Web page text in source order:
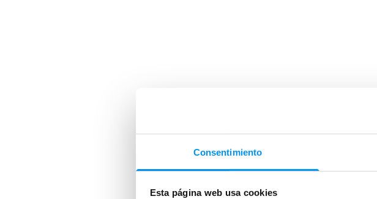
Consentimiento
Esta página web usa cookies